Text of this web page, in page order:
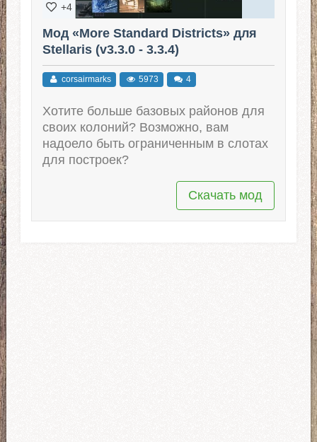
+4
Мод «More Standard Districts» для
Stellaris (v3.3.0 - 3.3.4)
corsairmarks 5973 4
Хотите больше базовых районов для
своих колоний? Возможно, вам
надоело быть ограниченным в слотах
для построек?
Скачать мод